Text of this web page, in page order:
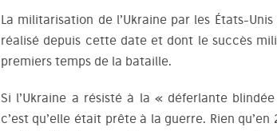
La militarisation de l’Ukraine par les États-
réalisé depuis cette date et dont le succès
premiers temps de la bataille.
Si l’Ukraine a résisté à la « déferlante
c’est qu’elle était prête à la guerre. Rien